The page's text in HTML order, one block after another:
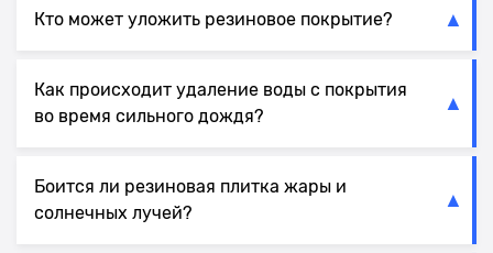
Кто может уложить резиновое покрытие?
Как происходит удаление воды с покрытия
во время сильного дождя?
Боится ли резиновая плитка жары и
солнечных лучей?